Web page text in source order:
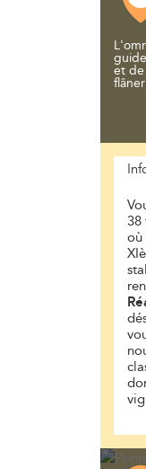
et de
38
où